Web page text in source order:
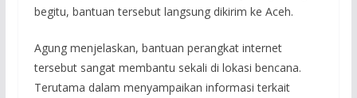
begitu, bantuan tersebut langsung dikirim ke Aceh.
Agung menjelaskan, bantuan perangkat internet
tersebut sangat membantu sekali di lokasi bencana.
Terutama dalam menyampaikan informasi terkait